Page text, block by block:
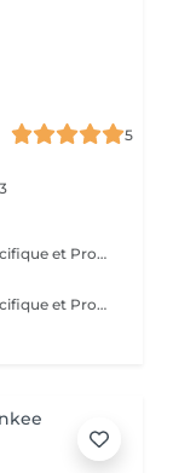
5
Diagnostique, Shampooing Traitant, Soin Spécifique et Produits Coiffants inclus
Diagnostique, Shampooing Traitant, Soin Spécifique et Produits Coiffants inclus